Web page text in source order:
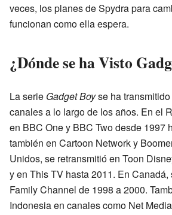
veces, los planes de Spydra para
funcionan como ella espera.
¿Dónde se ha Visto
La serie Gadget Boyse ha
canales a lo largo de los años. En el
en BBC One y BBC Two desde 1997
también en Cartoon Network y
Unidos, se retransmitió en Toon
y en This TV hasta 2011. En Canadá,
Family Channel de 1998 a 2000.
Indonesia en canales como Net